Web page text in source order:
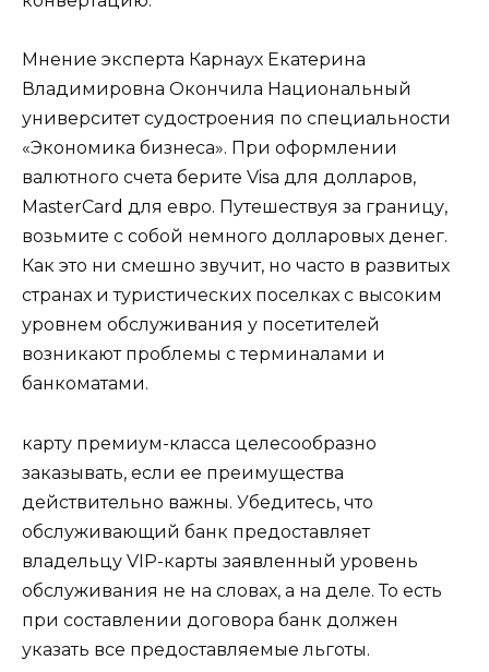
Мнение эксперта Карнаух Екатерина
Владимировна Окончила Национальный
университет судостроения по специальности
«Экономика бизнеса». При оформлении
валютного счета берите Visa для долларов,
MasterCard для евро. Путешествуя за границу,
возьмите с собой немного долларовых денег.
Как это ни смешно звучит, но часто в развитых
странах и туристических поселках с высоким
уровнем обслуживания у посетителей
возникают проблемы с терминалами и
банкоматами.
карту премиум-класса целесообразно
заказывать, если ее преимущества
действительно важны. Убедитесь, что
обслуживающий банк предоставляет
владельцу VIP-карты заявленный уровень
обслуживания не на словах, а на деле. То есть
при составлении договора банк должен
указать все предоставляемые льготы.